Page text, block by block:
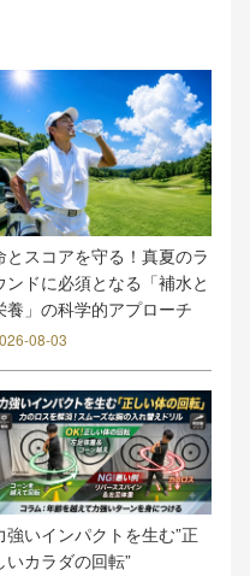
とスコアを守る！真夏のラ
ンドに必須となる「補水と
養」の科学的アプローチ
08-03
強いインパクトを生む”正
いカラダの回転”